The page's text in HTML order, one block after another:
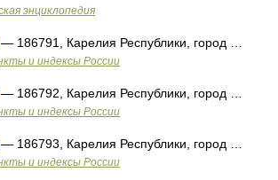
энциклопедия
— 186791, Карелия Республики, город …
и индексы России
— 186792, Карелия Республики, город …
и индексы России
— 186793, Карелия Республики, город …
и индексы России